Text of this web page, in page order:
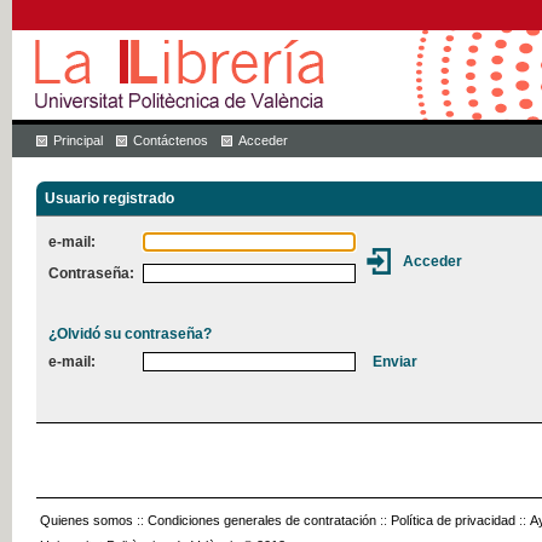
Principal Contáctenos Acceder
Usuario registrado
e-mail:
Contraseña:
¿Olvidó su contraseña?
e-mail:
Quienes somos :: Condiciones generales de contratación :: Política de privacidad ::